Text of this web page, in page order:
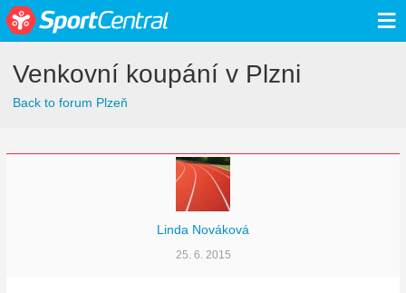
≡
Venkovní koupání v Plzni
Back to forum Plzeň
Linda Nováková
25. 6. 2015